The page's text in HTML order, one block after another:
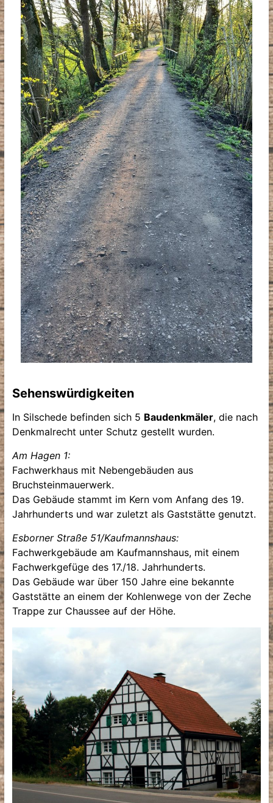
Sehenswürdigkeiten
In Silschede befinden sich 5 Baudenkmäler, die nach
Denkmalrecht unter Schutz gestellt wurden.
Am Hagen 1:
Fachwerkhaus mit Nebengebäuden aus
Bruchsteinmauerwerk.
Das Gebäude stammt im Kern vom Anfang des 19.
Jahrhunderts und war zuletzt als Gaststätte genutzt.
Esborner Straße 51/Kaufmannshaus:
Fachwerkgebäude am Kaufmannshaus, mit einem
Fachwerkgefüge des 17./18. Jahrhunderts.
Das Gebäude war über 150 Jahre eine bekannte
Gaststätte an einem der Kohlenwege von der Zeche
Trappe zur Chaussee auf der Höhe.